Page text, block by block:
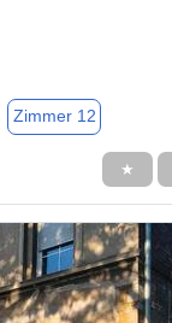
Zimmer 12
★